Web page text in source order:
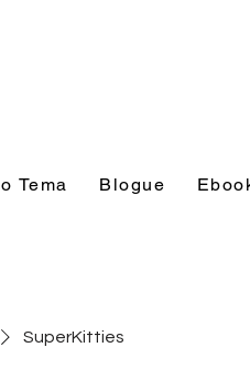
Tema Blogue
SuperKitties